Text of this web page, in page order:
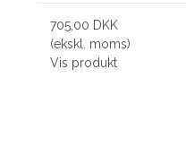
705,00 DKK
(ekskl. moms)
Vis produkt